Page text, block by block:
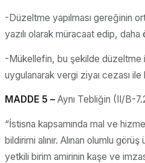
-Düzeltme yapılması gereğinin
yazılı olarak müracaat edip,
-Mükellefin, bu şekilde düzeltme
uygulanarak vergi ziyaı cezası ile
MADDE 5 – Aynı Tebliğin (II/B-
“İstisna kapsamında mal ve
bildirimi alınır. Alınan olumlu
yetkili birim amirinin kaşe ve